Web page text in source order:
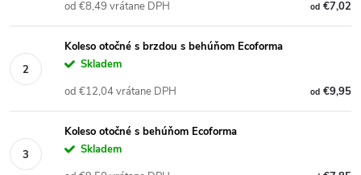
od€7,02
od €8,49 vrátane DPH
Koleso otočné s brzdou s behúňom Ecoforma
Skladem
od€9,95
od €12,04 vrátane DPH
Koleso otočné s behúňom Ecoforma
Skladem